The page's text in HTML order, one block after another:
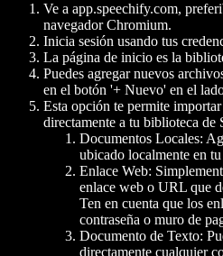
Ve a app.speechify.com,
navegador Chromium.
Inicia sesión usando tus
La página de inicio es la
Puedes agregar nuevos
en el botón '+ Nuevo' en el
Esta opción te permite
directamente a tu biblioteca de
Documentos Locales:
ubicado localmente en
Enlace Web:
enlace web o URL que
Ten en cuenta que los
contraseña o muro de
Documento de Texto:
directamente cualquier